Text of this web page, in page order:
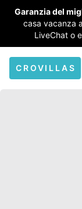
Garanzia del
casa vacanza
LiveChat o
CROVILLAS